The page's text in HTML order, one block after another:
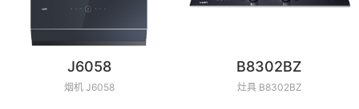
J6058
烟机 J6058
B8302BZ
灶具 B8302BZ